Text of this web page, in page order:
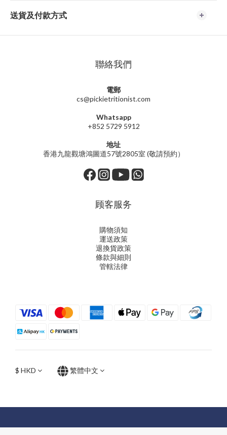
送貨及付款方式
聯絡我們
電郵
cs@pickietritionist.com
Whatsapp
+852 5729 5912
地址
香港九龍觀塘鴻圖道57號2805室 (敬請預約）
顾客服务
購物須知
運送政策
退換貨政策
條款與細則
管轄法律
$ HKD 繁體中文